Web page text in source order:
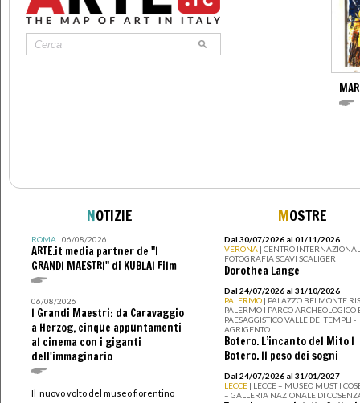
NOTIZIE
ROMA| 06/08/2026
ARTE.it media partner de "I
GRANDI MAESTRI" di KUBLAI Film
06/08/2026
I Grandi Maestri: da Caravaggio
a Herzog, cinque appuntamenti
al cinema con i giganti
dell'immaginario
Il nuovo volto del museo fiorentino
MOSTRE
Dal 30/07/2026 al 01/11/2026
VERONA | CENTRO
FOTOGRAFIA SCAVI SCALIGERI
Dorothea Lange
Dal 24/07/2026 al 31/10/2026
PALERMO | PALAZZO BELMONTE
PALERMO I PARCO ARCHEOLOGICO
PAESAGGISTICO VALLE DEI TEMPLI -
AGRIGENTO
Botero. L’incanto del Mito I
Botero. Il peso dei sogni
Dal 24/07/2026 al 31/01/2027
LECCE | LECCE – MUSEO MUST I
– GALLERIA NAZIONALE DI